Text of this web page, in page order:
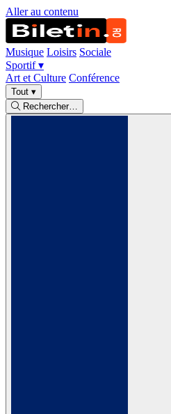
Aller au contenu
Musique Loisirs Sociale
Sportif▾
Art et Culture Conférence
Tout ▾
Rechercher…